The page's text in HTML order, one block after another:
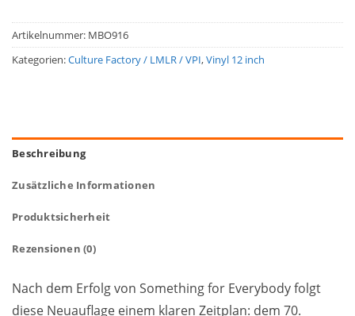
Artikelnummer: MBO916
Kategorien:Culture Factory / LMLR / VPI,Vinyl 12 inch
Beschreibung
Zusätzliche Informationen
Produktsicherheit
Rezensionen (0)
Nach dem Erfolg von Something for Everybody folgt
diese Neuauflage einem klaren Zeitplan: dem 70.